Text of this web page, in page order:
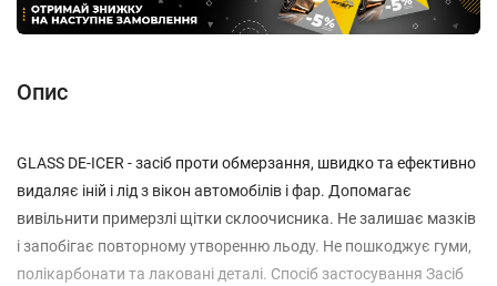
Опис
GLASS DE-ICER - засіб проти обмерзання, швидко та ефективно
видаляє іній і лід з вікон автомобілів і фар. Допомагає
вивільнити примерзлі щітки склоочисника. Не залишає мазків
і запобігає повторному утворенню льоду. Не пошкоджує гуми,
полікарбонати та лаковані деталі. Спосіб застосування Засіб